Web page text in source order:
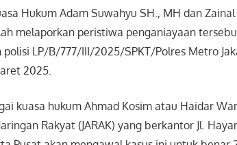
Hukum Adam Suwahyu SH., MH dan
melaporkan peristiwa penganiayaan
polisi LP/B/777/III/2025/SPKT/Polres Metro
2025.
kuasa hukum Ahmad Kosim atau Haidar
Rakyat (JARAK) yang berkantor Jl.